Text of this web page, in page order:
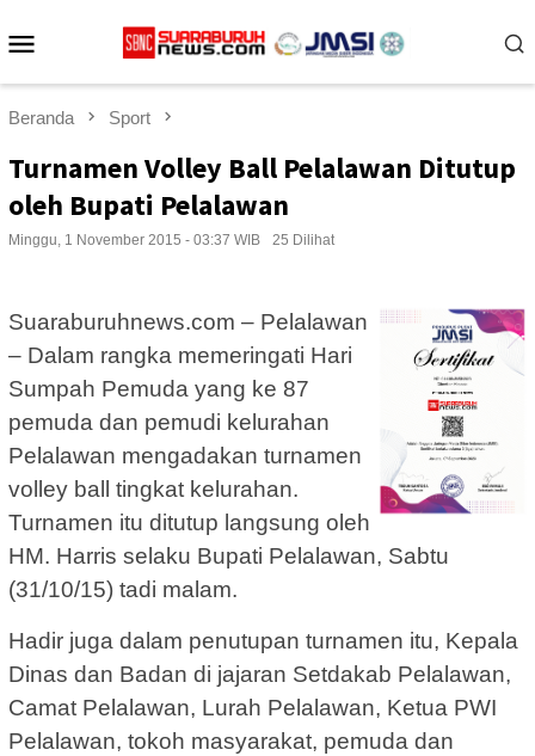
ke
Beranda Sport
Turnamen Volley Ball Pelalawan Ditutup
oleh Bupati Pelalawan
Minggu, 1 November 2015 - 03:37 WIB 25 Dilihat
Suaraburuhnews.com – Pelalawan
– Dalam rangka memeringati Hari
Sumpah Pemuda yang ke 87
pemuda dan pemudi kelurahan
Pelalawan mengadakan turnamen
volley ball tingkat kelurahan.
Turnamen itu ditutup langsung oleh
HM. Harris selaku Bupati Pelalawan, Sabtu
(31/10/15) tadi malam.
Hadir juga dalam penutupan turnamen itu, Kepala
Dinas dan Badan di jajaran Setdakab Pelalawan,
Camat Pelalawan, Lurah Pelalawan, Ketua PWI
Pelalawan, tokoh masyarakat, pemuda dan